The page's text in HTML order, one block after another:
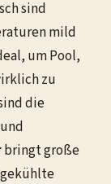
sind
mild
um Pool,
zu
die
bringt große